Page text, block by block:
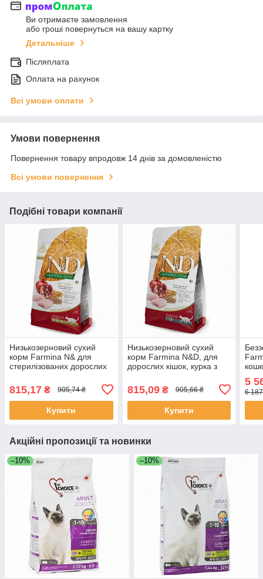
Ви отримаєте замовлення
або гроші повернуться на вашу картку
Детальніше
Післяплата
Оплата на рахунок
Всі умови оплати
Умови повернення
Повернення товару впродовж 14 днів за домовленістю
Всі умови повернення
Подібні товари компанії
Низькозерновий сухий
корм Farmina N& для
стерилізованих дорослих
1.5 кг, Якість
815,17 ₴ 905,74 ₴
Купити
Низькозерновий сухий
корм Farmina N&D, для
дорослих кішок, курка з
815,09₴ 905,66 ₴
Купити
5
6
Акційні пропозиції та новинки
–10% –10%